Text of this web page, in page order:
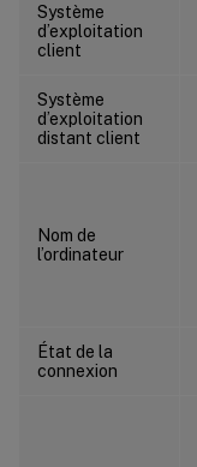
Système
d’exploitation
client
Système
d’exploitation
distant client
Nom de
l’ordinateur
État de la
connexion